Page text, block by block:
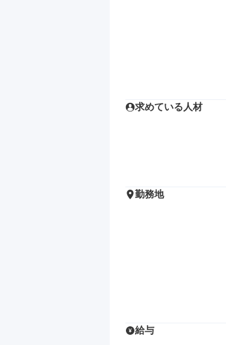
求めている人材
勤務地
給与